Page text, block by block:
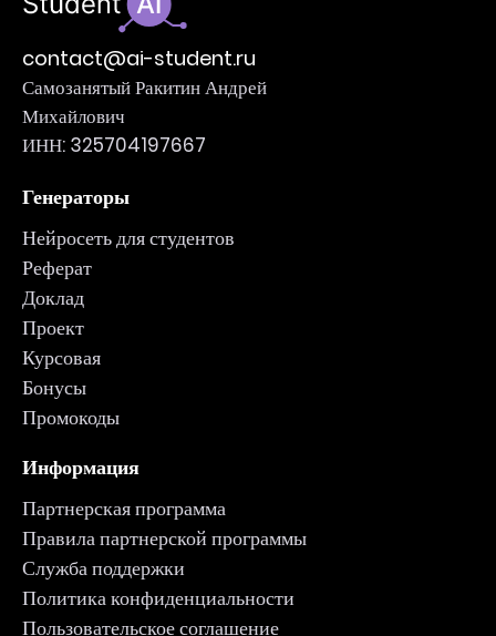
contact@ai-student.ru
Самозанятый Ракитин Андрей
Михайлович
ИНН: 325704197667
Генераторы
Нейросеть для студентов
Реферат
Доклад
Проект
Курсовая
Бонусы
Промокоды
Информация
Партнерская программа
Правила партнерской программы
Служба поддержки
Политика конфиденциальности
Пользовательское соглашение